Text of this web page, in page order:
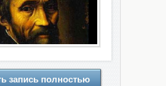
запись полностью